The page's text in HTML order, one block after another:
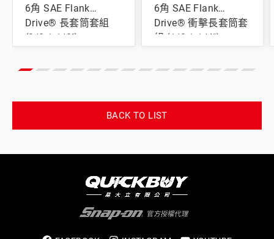
6角 SAE Flank
Drive® 長套筒套組
(3/8-1-1/8")
6角 SAE Flank
Drive® 衝擊長套筒套
組 (1/2-1-1/4")
BACK TO LIST